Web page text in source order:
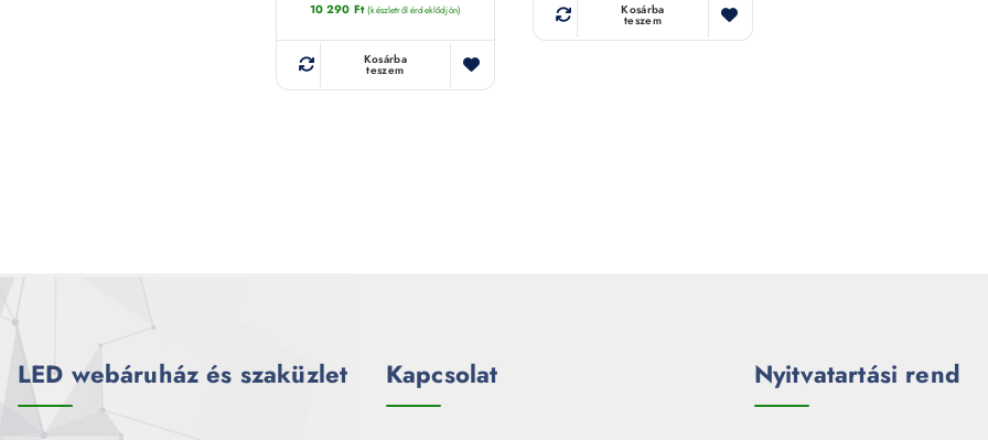
10 290 Ft (készletről érdeklődjön)
Kosárba
teszem
Kosárba
teszem
LED webáruház és szaküzlet Kapcsolat Nyitvatartási rend